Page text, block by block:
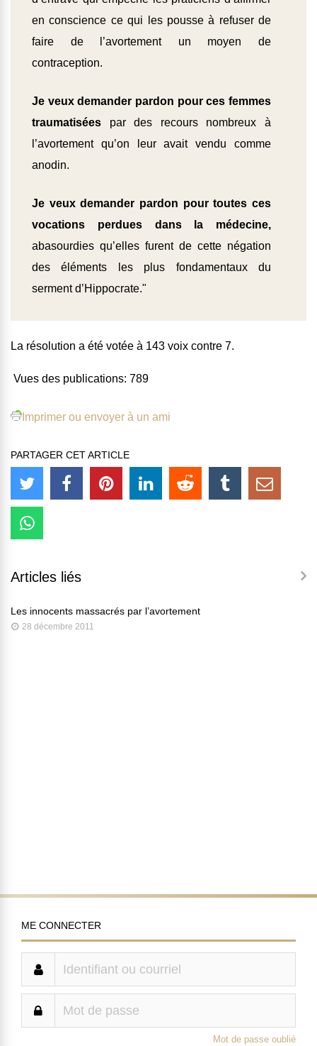
en conscience ce qui les pousse à refuser de
faire de l’avortement un moyen de
contraception.
Je veux demander pardon pour ces femmes
traumatisées par des recours nombreux à
l’avortement qu’on leur avait vendu comme
anodin.
Je veux demander pardon pour toutes ces
vocations perdues dans la médecine,
abasourdies qu’elles furent de cette négation
des éléments les plus fondamentaux du
serment d’Hippocrate."
La résolution a été votée à 143 voix contre 7.
Vues des publications: 789
Imprimer ou envoyer à un ami
PARTAGER CET ARTICLE
Articles liés
Les innocents massacrés par l’avortement
28 décembre 2011
ME CONNECTER
Mot de passe oublié